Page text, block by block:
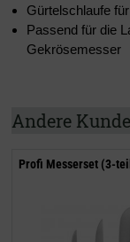
Gürtelschlaufe
Passend für die
Gekrösemesser
Andere
Profi Messerset (3-